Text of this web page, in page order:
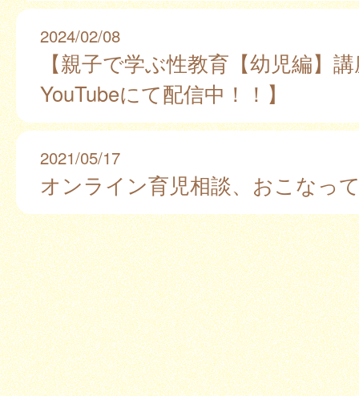
2024/02/08
【親子で学ぶ性教育【幼児編】
YouTubeにて配信中！！】
2021/05/17
オンライン育児相談、おこなっ